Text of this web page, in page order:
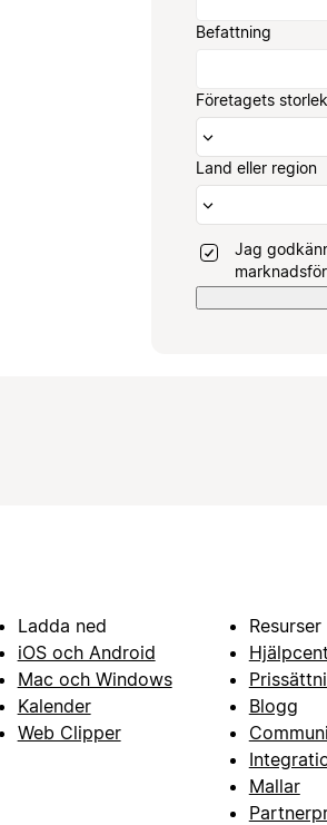
Befattning
Företagets storlek
Land eller region
Jag
Ladda ned
iOS och Android
Mac och Windows
Kalender
Web Clipper
Resurser
Blogg
Mallar